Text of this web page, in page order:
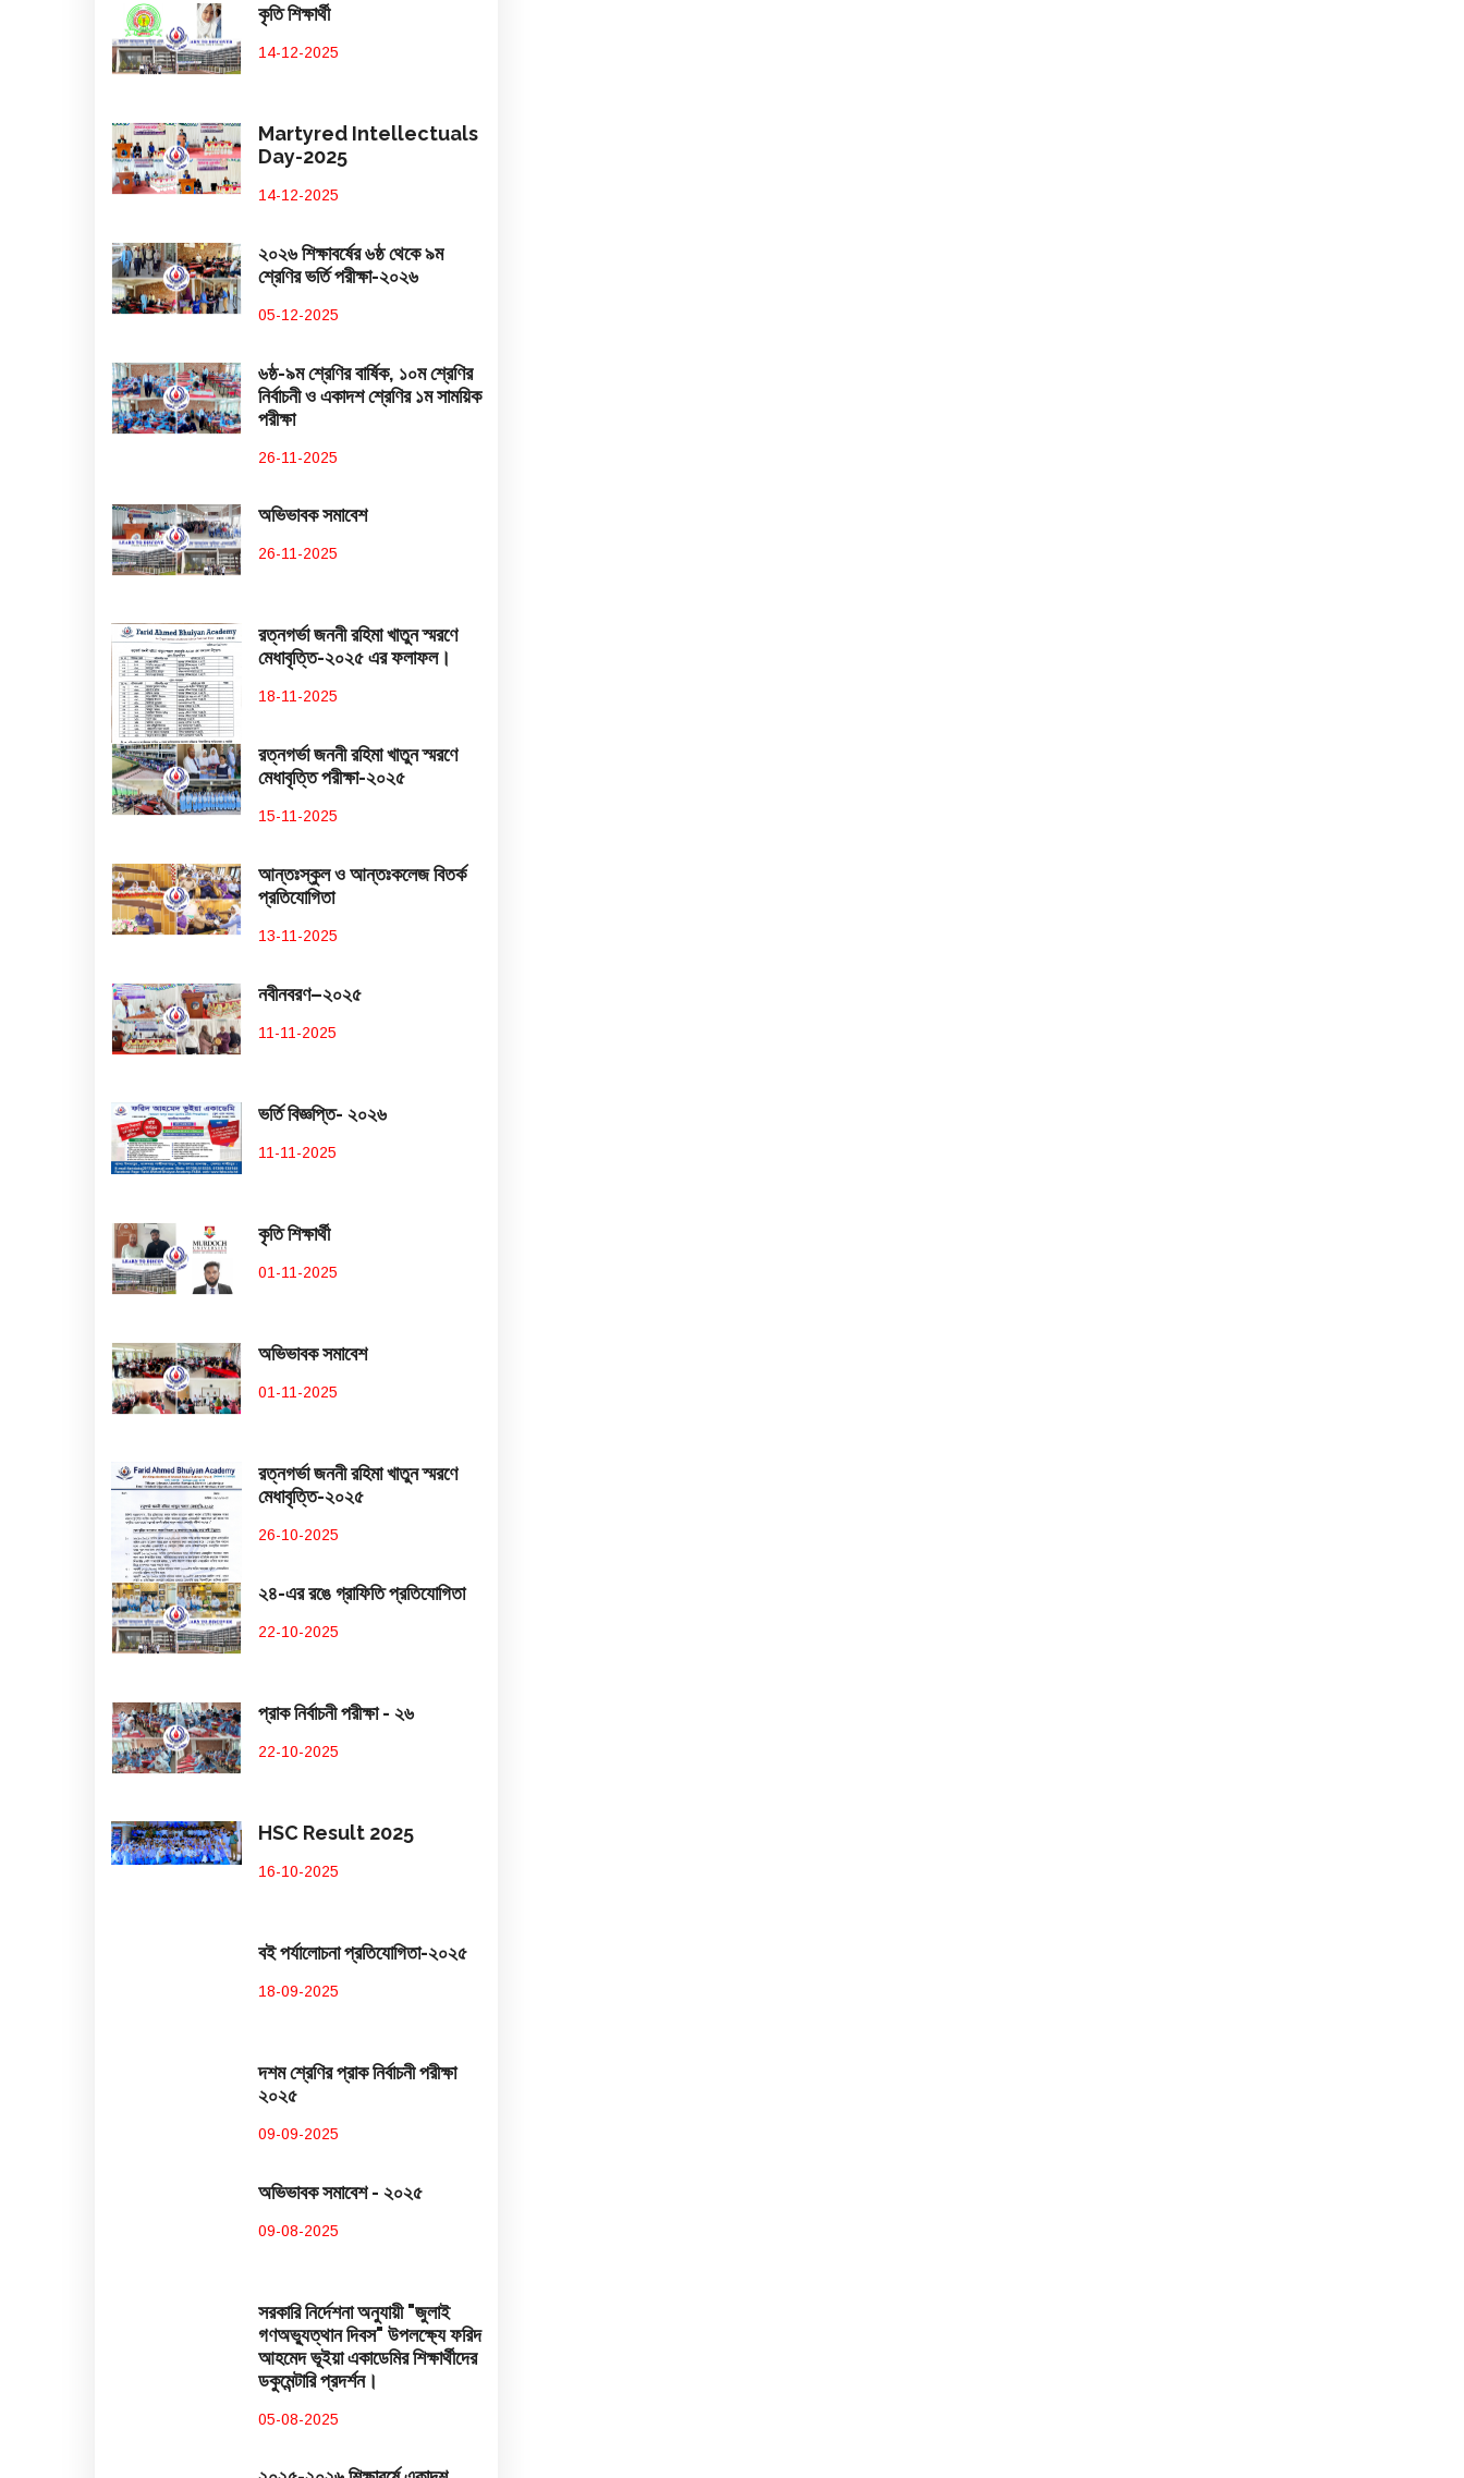
কৃতি শিক্ষার্থী
14-12-2025
Martyred Intellectuals
Day-2025
14-12-2025
২০২৬ শিক্ষাবর্ষের ৬ষ্ঠ থেকে ৯ম
শ্রেণির ভর্তি পরীক্ষা-২০২৬
05-12-2025
৬ষ্ঠ-৯ম শ্রেণির বার্ষিক, ১০ম শ্রেণির
নির্বাচনী ও একাদশ শ্রেণির ১ম সাময়িক
পরীক্ষা
26-11-2025
অভিভাবক সমাবেশ
26-11-2025
রত্নগর্ভা জননী রহিমা খাতুন স্মরণে
মেধাবৃত্তি-২০২৫ এর ফলাফল।
18-11-2025
রত্নগর্ভা জননী রহিমা খাতুন স্মরণে
মেধাবৃত্তি পরীক্ষা-২০২৫
15-11-2025
আন্তঃস্কুল ও আন্তঃকলেজ বিতর্ক
প্রতিযোগিতা
13-11-2025
নবীনবরণ–২০২৫
11-11-2025
ভর্তি বিজ্ঞপ্তি- ২০২৬
11-11-2025
কৃতি শিক্ষার্থী
01-11-2025
অভিভাবক সমাবেশ
01-11-2025
রত্নগর্ভা জননী রহিমা খাতুন স্মরণে
মেধাবৃত্তি-২০২৫
26-10-2025
২৪-এর রঙে গ্রাফিতি প্রতিযোগিতা
22-10-2025
প্রাক নির্বাচনী পরীক্ষা - ২৬
22-10-2025
HSC Result 2025
16-10-2025
বই পর্যালোচনা প্রতিযোগিতা-২০২৫
18-09-2025
দশম শ্রেণির প্রাক নির্বাচনী পরীক্ষা
২০২৫
09-09-2025
অভিভাবক সমাবেশ - ২০২৫
09-08-2025
সরকারি নির্দেশনা অনুযায়ী "জুলাই
গণঅভ্যুত্থান দিবস" উপলক্ষ্যে ফরিদ
আহমেদ ভূইয়া একাডেমির শিক্ষার্থীদের
ডকুমেন্টারি প্রদর্শন।
05-08-2025